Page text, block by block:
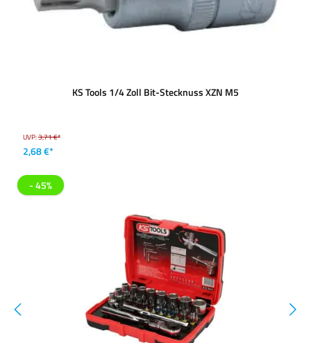
KS Tools 1/4 Zoll Bit-Stecknuss XZN M5
UVP:3,71 €*
2,68 €*
- 45%